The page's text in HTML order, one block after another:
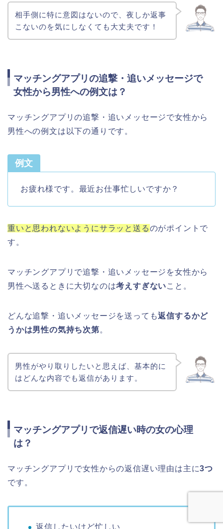
相手側に特に意図はないので、夜しか返事
こないのを気にしなくても大丈夫です！
マッチングアプリの追撃・追いメッセージで
女性から男性への例文は？
マッチングアプリの追撃・追いメッセージで女性から
男性への例文は以下の通りです。
例文
お疲れ様です。最近お仕事忙しいですか？
重いと思われないようにサラッと送るのがポイントで
す。
マッチングアプリで追撃・追いメッセージを女性から
男性へ送るときに大切なのは考えすぎないこと。
どんな追撃・追いメッセージを送っても返信するかど
うかは男性の気持ち次第。
男性がやり取りしたいと思えば、基本的に
はどんな内容でも返信があります。
マッチングアプリで返信遅い時の女の心理
は？
マッチングアプリで女性からの返信遅い理由は主に3つ
です。
返信したいけど忙しい